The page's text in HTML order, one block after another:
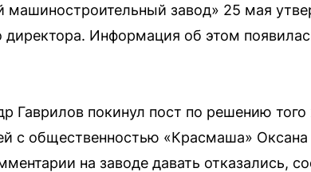
машиностроительный завод» 25 мая
Информация об этом
Гаврилов покинул пост по решению того
с общественностью «Красмаша»
на заводе давать отказались,